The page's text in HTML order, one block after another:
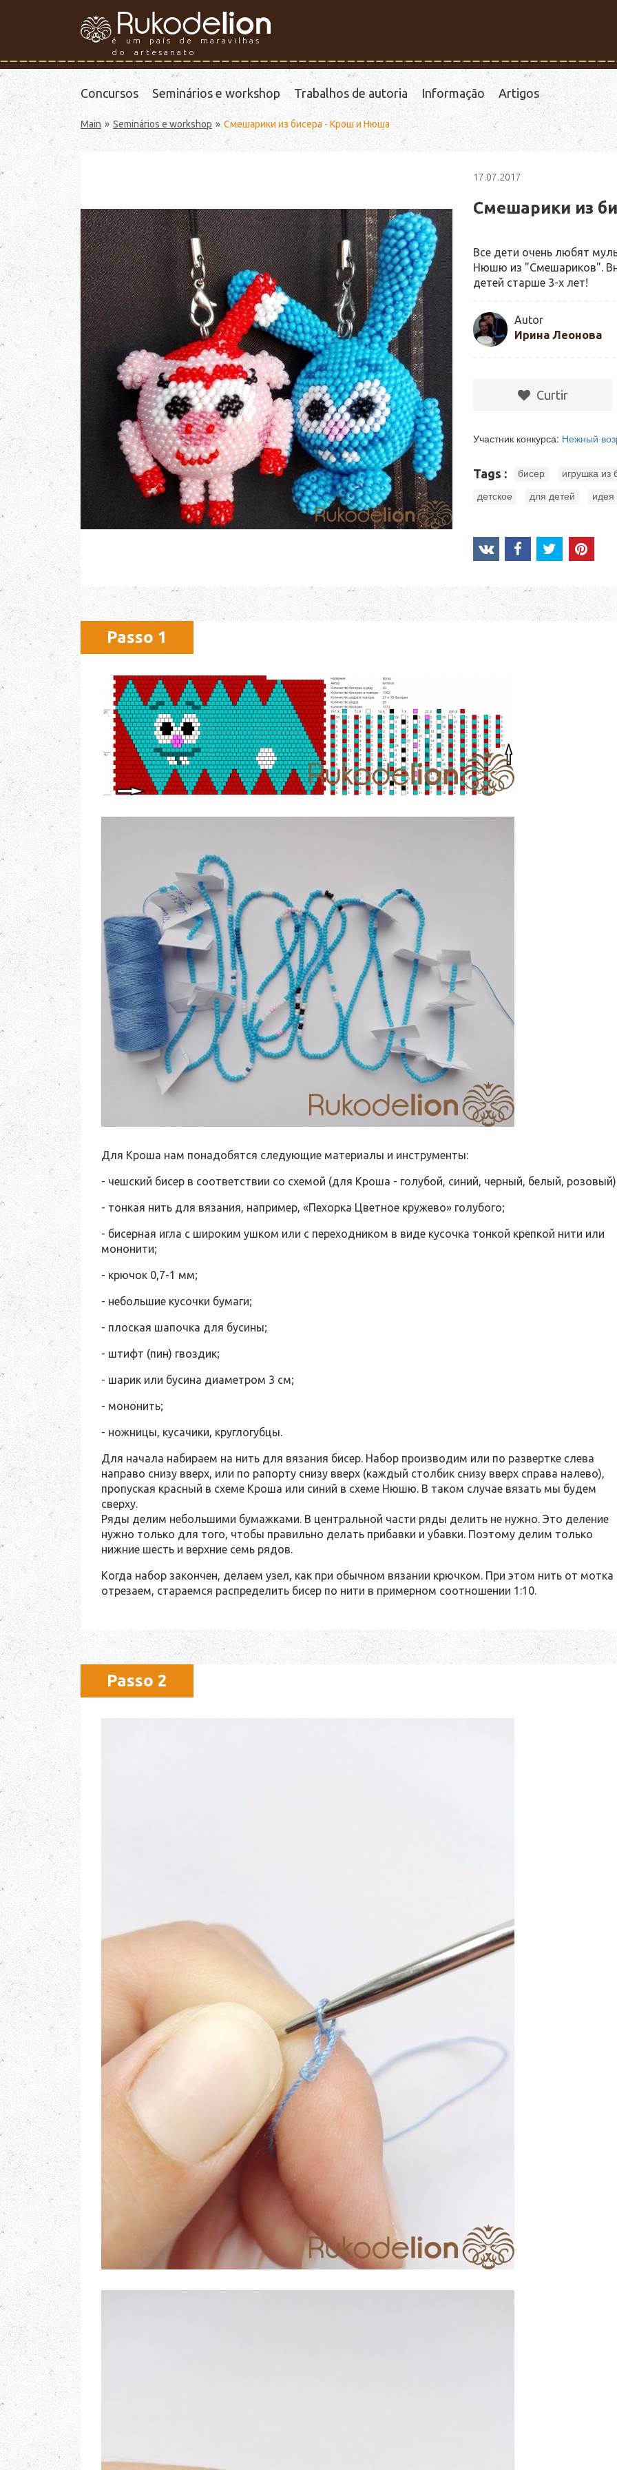
é um país de maravilhas
do artesanato
Concursos Seminários e workshop Trabalhos de autoria Informação Artigos
Main Seminários e workshop Смешарики из бисера - Крош и Нюша
17.07.2017
Смешарики из
Все дети очень любят
Нюшю из "Смешариков".
детей старше 3-х лет!
Autor
Ирина Леонова
Сurtir
Участник конкурса: Нежный
Tags : бисер игрушка из
детское для детей идея
Passo 1
Для Кроша нам понадобятся следующие материалы и инструменты:
- чешский бисер в соответствии со схемой (для Кроша - голубой, синий, черный, белый,
- тонкая нить для вязания, например, «Пехорка Цветное кружево» голубого;
- бисерная игла с широким ушком или с переходником в виде кусочка тонкой крепкой нити или
мононити;
- крючок 0,7-1 мм;
- небольшие кусочки бумаги;
- плоская шапочка для бусины;
- штифт (пин) гвоздик;
- шарик или бусина диаметром 3 см;
- мононить;
- ножницы, кусачики, круглогубцы.
Для начала набираем на нить для вязания бисер. Набор производим или по развертке слева
направо снизу вверх, или по рапорту снизу вверх (каждый столбик снизу вверх справа налево),
пропуская красный в схеме Кроша или синий в схеме Нюшю. В таком случае вязать мы будем
сверху.
Ряды делим небольшими бумажками. В центральной части ряды делить не нужно. Это деление
нужно только для того, чтобы правильно делать прибавки и убавки. Поэтому делим только
нижние шесть и верхние семь рядов.
Когда набор закончен, делаем узел, как при обычном вязании крючком. При этом нить от мотка
отрезаем, стараемся распределить бисер по нити в примерном соотношении 1:10.
Passo 2